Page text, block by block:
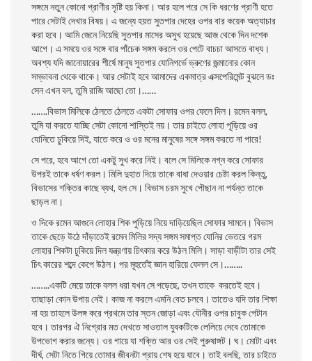
সঙ্গমে নতুন কোনাে প্রাণীর সৃষ্টি হয় কিনা। আর হলে পরে সে কি ধরণের প্রাণী হতে
পারে সেটাই দেখার বিষয়। এ জন্যে হয়ত সুতপার দেহের ওপর বার কয়েক অত্যাচার
করা হবে। আমি জেনে নিয়েছি সুতপার মাসের অসুখ হয়েছে আজ থেকে দিন দশেক
আগে। এ সময়ে ওর সঙ্গে বার পাঁচেক সঙ্গম করলে ওর পেটে বাচচা আসতে বাধ্য।
অবশ্য যদি জানােয়ারের শীর্ষে মানুষ সুতপার যোনিগর্ভে ভ্রুণের জন্মানোর কোন
সম্ভাবনা থেকে থাকে। আর সেটাই হবে আমাদের একমাত্র এক্সপেরিমেন্ট বুঝলে ডঃ
সেন এখন বল, তুমি রাজি আছো তো।……
…….বিভাস মিলিকে ঠেলতে ঠেলতে একটা সোফার ওপর ফেলে দিল। রমেন বলল,
তুমি যা করতে যাচ্ছি সেটা কোনাে শাস্তিই নয়। তার চাইতে লোহা পূড়িয়ে ওর
যােনিতে ঢুকিয়ে দিই, যাতে করে ও ওর মনের মানুষের সঙ্গে সঙ্গম করতে না পারে!
সে পরে, হবে আগে তো একটু সুখ করে নিই। বলে সে মিলিকে নগ্ন করে সোফার
উপরই তাকে ধর্ষণ করল। মিলি দুহাত দিয়ে তাকে বাধা দেওয়ার চেষ্টা করল কিন্তু,
বিভাসের শক্তির কাছে ব্যথ, হল সে। বিভাস চরম সুখে পৌছান না পর্যন্ত তাকে
ছাড়ল না।
ও দিকে রমেন আগুনে লোহার শিক পুড়িয়ে নিয়ে দাড়িয়েছিল সােফার সামনে। বিভাস
তাকে ছেড়ে উঠে দাঁড়াতেই রমেন মিলির সদ্য সঙ্গম সমাপ্ত যােনির ভেতরে গরম
লােহার শিকটা ঢুকিয়ে দিল যন্ত্রণায় চিৎকার করে উঠল মিলি। সাড়া বাড়ীটা তার সেই
চিৎ কারের শব্দে কেপে উঠল। পর মূহুর্তেই জ্ঞান হারিয়ে ফেলল সে।……..
……..একটি মেয়ে তাকে বলল ধরা যখন সে পড়েছে, তখন তাকে করতেই হবে।
তাছাড়া কোন উপায় নেই। কাজ না করলে এমনি বেত চলবে। তাতেও যদি তার শিক্ষা
না হয় তাহলে উলঙ্গ করে প্রথমে তার স্তন জোড়া এবং যৌনীর ওপর চাবুক পেটান
হবে। তারপর ঐ নিগ্রোর মত দেখতে সাওতাল যুবকটিকে লেলিয়ে দেবে তোমাকে
উপভোগ করার জন্যে। ওর গায়ে যা শক্তি আর ওর সেই পুরুষাঙ্গট। ঘ। মােটা এবং
দীর্ঘ, সেটা নিতে গিয়ে তােমার জীবনটা প্রায় শেষ হয়ে যাবে। তাই বলছি, তার চাইতে